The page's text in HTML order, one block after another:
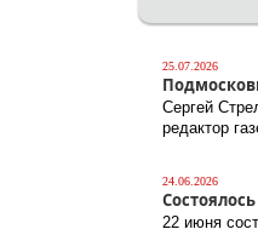
25.07.2026
Сергей
редактор
24.06.2026
22 июня